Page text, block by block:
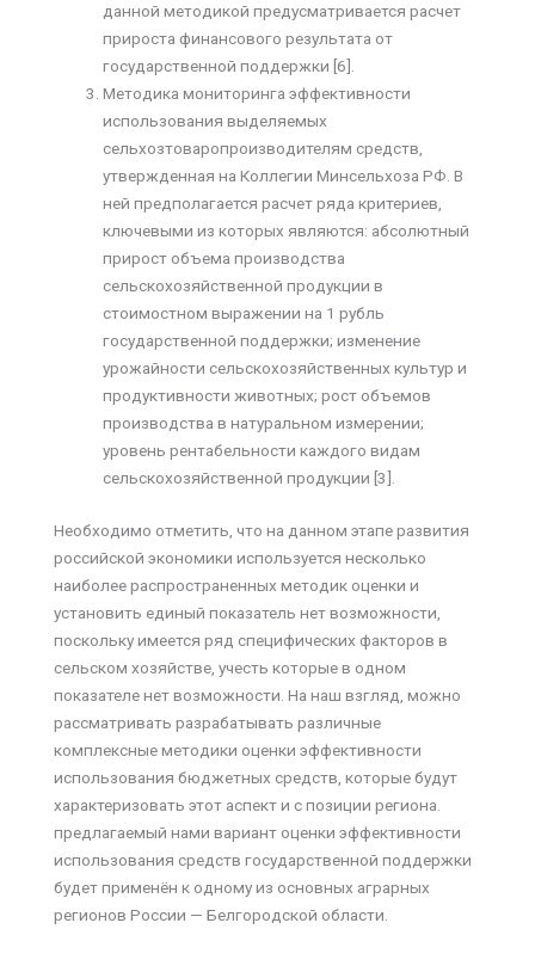
данной методикой предусматривается расчет
прироста финансового результата от
государственной поддержки [6].
Методика мониторинга эффективности
использования выделяемых
сельхозтоваропроизводителям средств,
утвержденная на Коллегии Минсельхоза РФ. В
ней предполагается расчет ряда критериев,
ключевыми из которых являются: абсолютный
прирост объема производства
сельскохозяйственной продукции в
стоимостном выражении на 1 рубль
государственной поддержки; изменение
урожайности сельскохозяйственных культур и
продуктивности животных; рост объемов
производства в натуральном измерении;
уровень рентабельности каждого видам
сельскохозяйственной продукции [3].
Необходимо отметить, что на данном этапе развития
российской экономики используется несколько
наиболее распространенных методик оценки и
установить единый показатель нет возможности,
поскольку имеется ряд специфических факторов в
сельском хозяйстве, учесть которые в одном
показателе нет возможности. На наш взгляд, можно
рассматривать разрабатывать различные
комплексные методики оценки эффективности
использования бюджетных средств, которые будут
характеризовать этот аспект и с позиции региона.
предлагаемый нами вариант оценки эффективности
использования средств государственной поддержки
будет применён к одному из основных аграрных
регионов России — Белгородской области.